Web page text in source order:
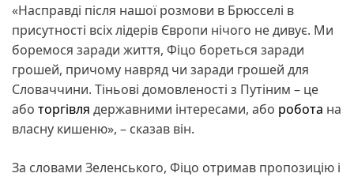
«Насправді після нашої розмови в Брюсселі в
присутності всіх лідерів Європи нічого не дивує. Ми
боремося заради життя, Фіцо бореться заради
грошей, причому навряд чи заради грошей для
Словаччини. Тіньові домовленості з Путіним – це
або торгівля державними інтересами, або робота на
власну кишеню», – сказав він.
За словами Зеленського, Фіцо отримав пропозицію і